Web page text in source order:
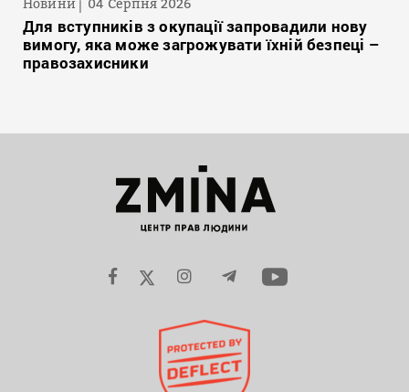
Новини 04 Серпня 2026
Для вступників з окупації запровадили нову
вимогу, яка може загрожувати їхній безпеці –
правозахисники